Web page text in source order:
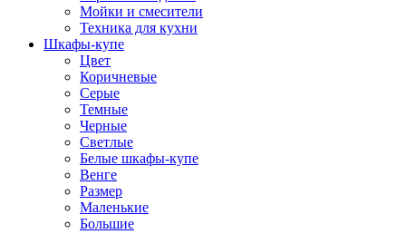
Мойки и смесители
Техника для кухни
Шкафы-купе
Цвет
Коричневые
Серые
Темные
Черные
Светлые
Белые шкафы-купе
Венге
Размер
Маленькие
Большие